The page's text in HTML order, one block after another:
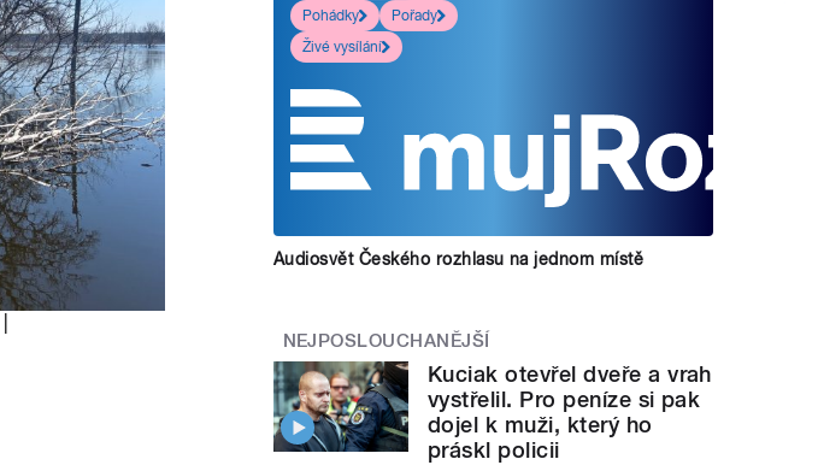
Pohádky
Pořady
Živé vysílání
Audiosvět Českého rozhlasu na jednom místě
NEJPOSLOUCHANĚJŠÍ
Kuciak otevřel dveře a vrah
vystřelil. Pro peníze si pak
dojel k muži, který ho
práskl policii